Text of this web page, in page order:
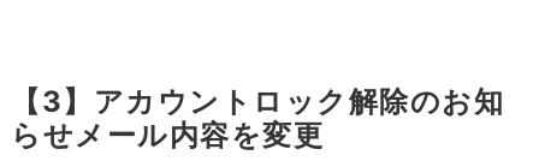
【3】アカウントロック解除のお知
らせメール内容を変更